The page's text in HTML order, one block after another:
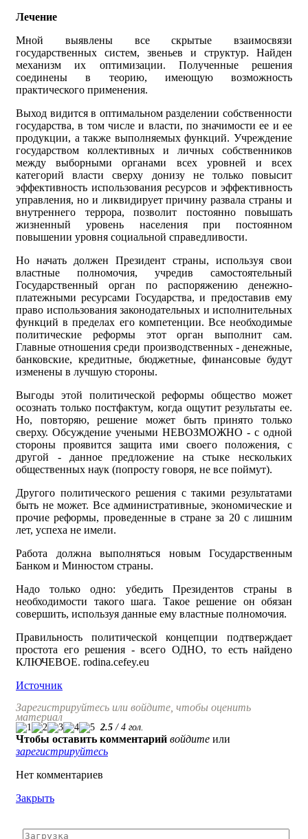
Лечение
Мной выявлены все скрытые взаимосвязи
государственных систем, звеньев и структур. Найден
механизм их оптимизации. Полученные решения
соединены в теорию, имеющую возможность
практического применения.
Выход видится в оптимальном разделении собственности
государства, в том числе и власти, по значимости ее и ее
продукции, а также выполняемых функций. Учреждение
государством коллективных и личных собственников
между выборными органами всех уровней и всех
категорий власти сверху донизу не только повысит
эффективность использования ресурсов и эффективность
управления, но и ликвидирует причину развала страны и
внутреннего террора, позволит постоянно повышать
жизненный уровень населения при постоянном
повышении уровня социальной справедливости.
Но начать должен Президент страны, используя свои
властные полномочия, учредив самостоятельный
Государственный орган по распоряжению денежно-
платежными ресурсами Государства, и предоставив ему
право использования законодательных и исполнительных
функций в пределах его компетенции. Все необходимые
политические реформы этот орган выполнит сам.
Главные отношения среди производственных - денежные,
банковские, кредитные, бюджетные, финансовые будут
изменены в лучшую стороны.
Выгоды этой политической реформы общество может
осознать только постфактум, когда ощутит результаты ее.
Но, повторяю, решение может быть принято только
сверху. Обсуждение учеными НЕВОЗМОЖНО - с одной
стороны проявится защита ими своего положения, с
другой - данное предложение на стыке нескольких
общественных наук (попросту говоря, не все поймут).
Другого политического решения с такими результатами
быть не может. Все административные, экономические и
прочие реформы, проведенные в стране за 20 с лишним
лет, успеха не имели.
Работа должна выполняться новым Государственным
Банком и Минюстом страны.
Надо только одно: убедить Президентов страны в
необходимости такого шага. Такое решение он обязан
совершить, используя данные ему властные полномочия.
Правильность политической концепции подтверждает
простота его решения - всего ОДНО, то есть найдено
КЛЮЧЕВОЕ. rodina.cefey.eu
Источник
Зарегистрируйтесь или войдите, чтобы оценить
материал
2.5 / 4 гол.
Чтобы оставить комментарий войдите или
зарегистрируйтесь
Нет комментариев
Закрыть